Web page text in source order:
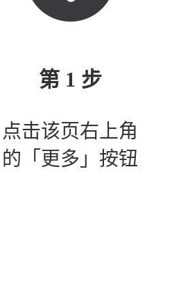
第 1 步
点击该页右上角
的「更多」按钮